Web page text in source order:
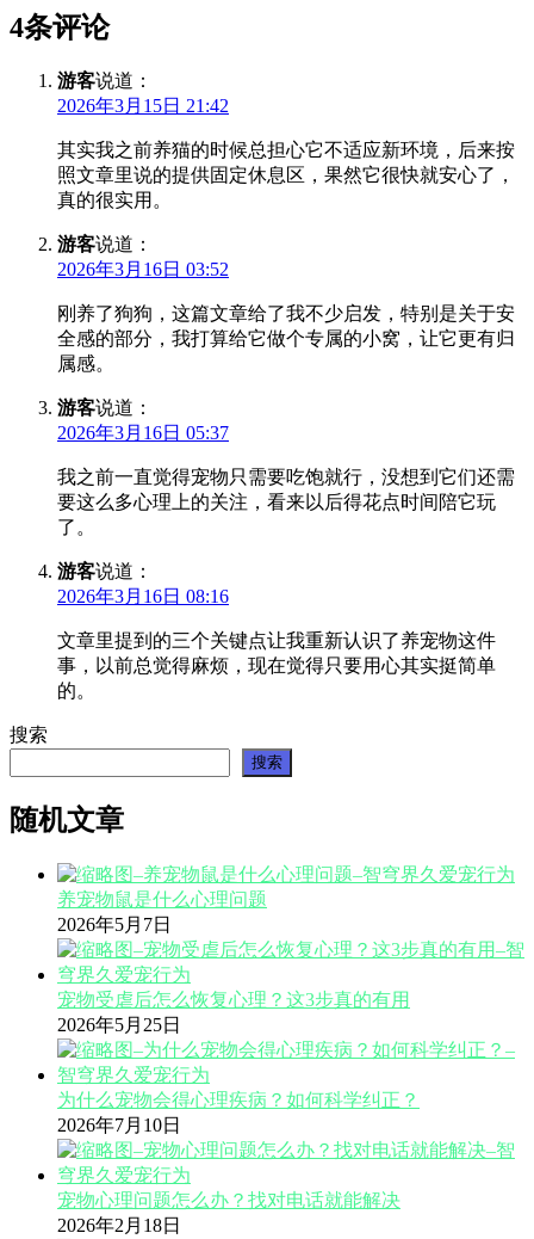
4条评论
游客说道：
2026年3月15日 21:42
其实我之前养猫的时候总担心它不适应新环境，后来按
照文章里说的提供固定休息区，果然它很快就安心了，
真的很实用。
游客说道：
2026年3月16日 03:52
刚养了狗狗，这篇文章给了我不少启发，特别是关于安
全感的部分，我打算给它做个专属的小窝，让它更有归
属感。
游客说道：
2026年3月16日 05:37
我之前一直觉得宠物只需要吃饱就行，没想到它们还需
要这么多心理上的关注，看来以后得花点时间陪它玩
了。
游客说道：
2026年3月16日 08:16
文章里提到的三个关键点让我重新认识了养宠物这件
事，以前总觉得麻烦，现在觉得只要用心其实挺简单
的。
搜索
搜索
随机文章
养宠物鼠是什么心理问题
2026年5月7日
宠物受虐后怎么恢复心理？这3步真的有用
2026年5月25日
为什么宠物会得心理疾病？如何科学纠正？
2026年7月10日
宠物心理问题怎么办？找对电话就能解决
2026年2月18日